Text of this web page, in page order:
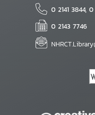
0 2141 3844, 0
0 2143 7746